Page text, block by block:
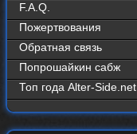
F.A.Q.
Пожертвования
Обратная связь
Попрошайкин сабж
Топ года Alter-Side.net